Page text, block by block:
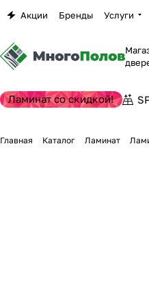
Акции Бренды Услуги
Ламинат со скидкой!
Главная Каталог Ламинат